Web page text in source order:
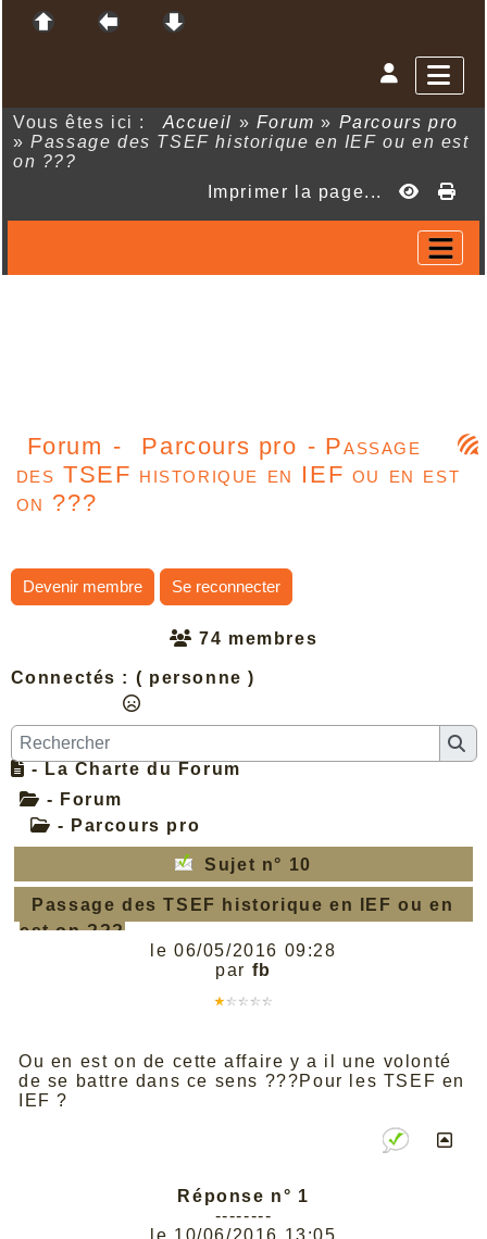
Vous êtes ici : Accueil » Forum » Parcours pro
»Passage des TSEF historique en IEF ou en est
on ???
Imprimer la page...
Forum - Parcours pro - Passage
des TSEF historique en IEF ou en est
on ???
Devenir membre Se reconnecter
74 membres
Connectés : ( personne )
- La Charte du Forum
- Forum
- Parcours pro
Sujet n° 10
Passage des TSEF historique en IEF ou en
est on ???
le 06/05/2016 09:28
par fb
Ou en est on de cette affaire y a il une volonté
de se battre dans ce sens ???Pour les TSEF en
IEF ?
Réponse n° 1
--------
le 10/06/2016 13:05